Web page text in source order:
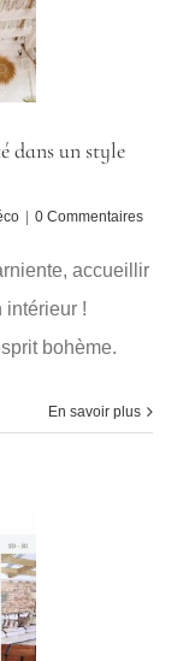
dans un style
0 Commentaires
accueillir
intérieur !
bohème.
En savoir plus